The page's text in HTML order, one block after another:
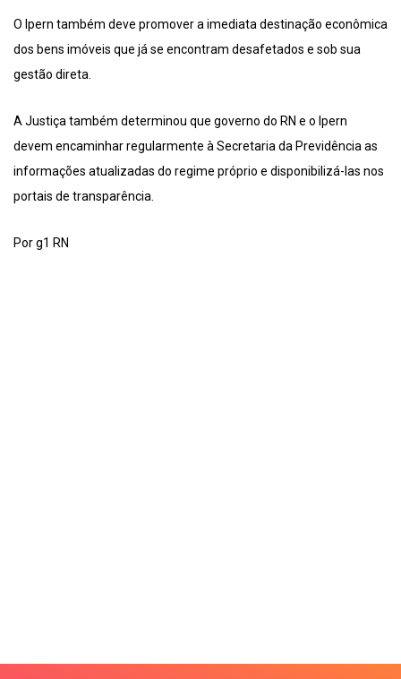
O Ipern também deve promover a imediata destinação econômica
dos bens imóveis que já se encontram desafetados e sob sua
gestão direta.
A Justiça também determinou que governo do RN e o Ipern
devem encaminhar regularmente à Secretaria da Previdência as
informações atualizadas do regime próprio e disponibilizá-las nos
portais de transparência.
Por g1 RN